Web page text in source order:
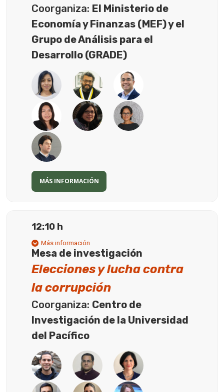
Coorganiza: El Ministerio de
Economía y Finanzas (MEF) y el
Grupo de Análisis para el
Desarrollo (GRADE)
MÁS INFORMACIÓN
12:10 h
Más información
Mesa de investigación
Elecciones y lucha contra
la corrupción
Coorganiza: Centro de
Investigación de la Universidad
del Pacífico